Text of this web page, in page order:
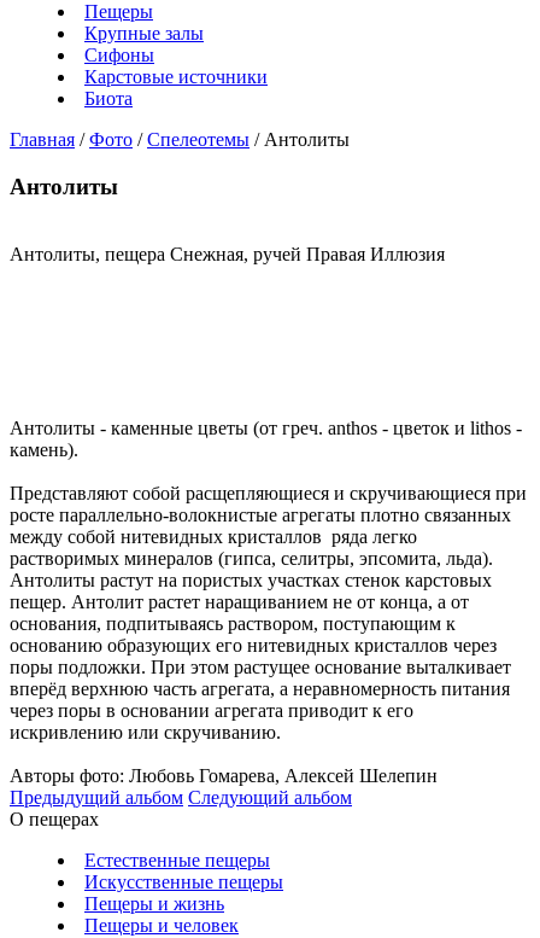
Пещеры
Крупные залы
Сифоны
Карстовые источники
Биота
Главная / Фото / Спелеотемы / Антолиты
Антолиты
Антолиты, пещера Снежная, ручей Правая Иллюзия
Антолиты - каменные цветы (от греч. anthos - цветок и lithos -
камень).
Представляют собой расщепляющиеся и скручивающиеся при
росте параллельно-волокнистые агрегаты плотно связанных
между собой нитевидных кристаллов ряда легко
растворимых минералов (гипса, селитры, эпсомита, льда).
Антолиты растут на пористых участках стенок карстовых
пещер. Антолит растет наращиванием не от конца, а от
основания, подпитываясь раствором, поступающим к
основанию образующих его нитевидных кристаллов через
поры подложки. При этом растущее основание выталкивает
вперёд верхнюю часть агрегата, а неравномерность питания
через поры в основании агрегата приводит к его
искривлению или скручиванию.
Авторы фото: Любовь Гомарева, Алексей Шелепин
Предыдущий альбом Следующий альбом
О пещерах
Естественные пещеры
Искусственные пещеры
Пещеры и жизнь
Пещеры и человек